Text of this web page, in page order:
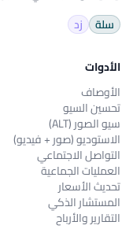
سلة
زد
الأدوات
الأوصاف
تحسين السيو
سيو الصور (ALT)
الاستوديو (صور + فيديو)
التواصل الاجتماعي
العمليات الجماعية
تحديث الأسعار
المستشار الذكي
التقارير والأرباح